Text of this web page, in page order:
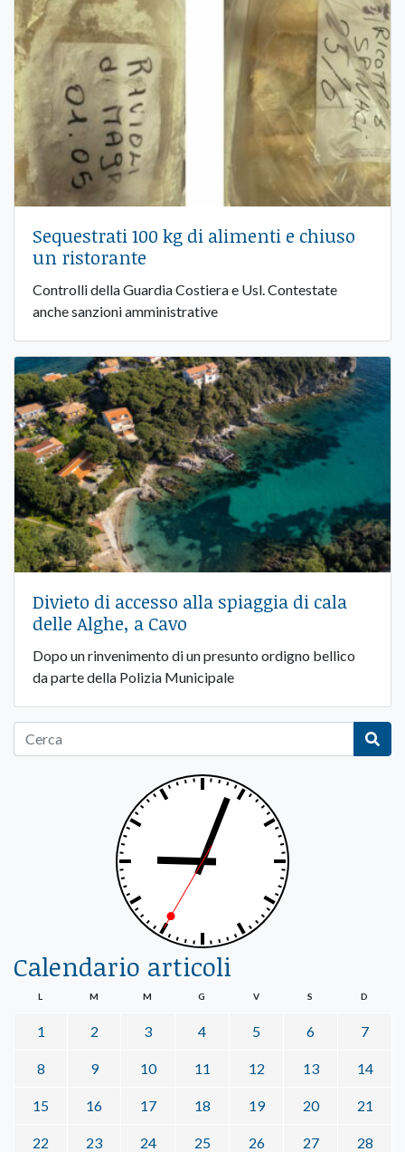
Sequestrati 100 kg di alimenti e chiuso
un ristorante
Controlli della Guardia Costiera e Usl. Contestate
anche sanzioni amministrative
Divieto di accesso alla spiaggia di cala
delle Alghe, a Cavo
Dopo un rinvenimento di un presunto ordigno bellico
da parte della Polizia Municipale
Calendario articoli
L M M G V S D
1 2 3 4 5 6 7
8 9 10 11 12 13 14
15 16 17 18 19 20 21
22 23 24 25 26 27 28